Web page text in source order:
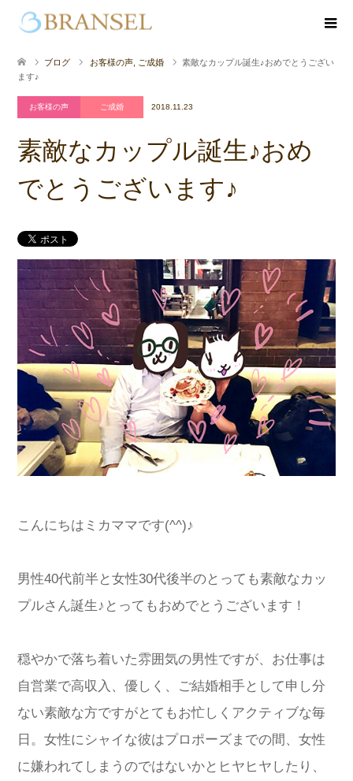
ブログ お客様の声 ご成婚
素敵なカップル誕生♪おめでとうござい
ます♪
お客様の声 ご成婚 2018.11.23
素敵なカップル誕生♪おめ
でとうございます♪
こんにちはミカママです(^^)♪
男性40代前半と女性30代後半のとっても素敵なカッ
プルさん誕生♪とってもおめでとうございます！
穏やかで落ち着いた雰囲気の男性ですが、お仕事は
自営業で高収入、優しく、ご結婚相手として申し分
ない素敵な方ですがとてもお忙しくアクティブな毎
日。女性にシャイな彼はプロポーズまでの間、女性
に嫌われてしまうのではないかとヒヤヒヤしたり、